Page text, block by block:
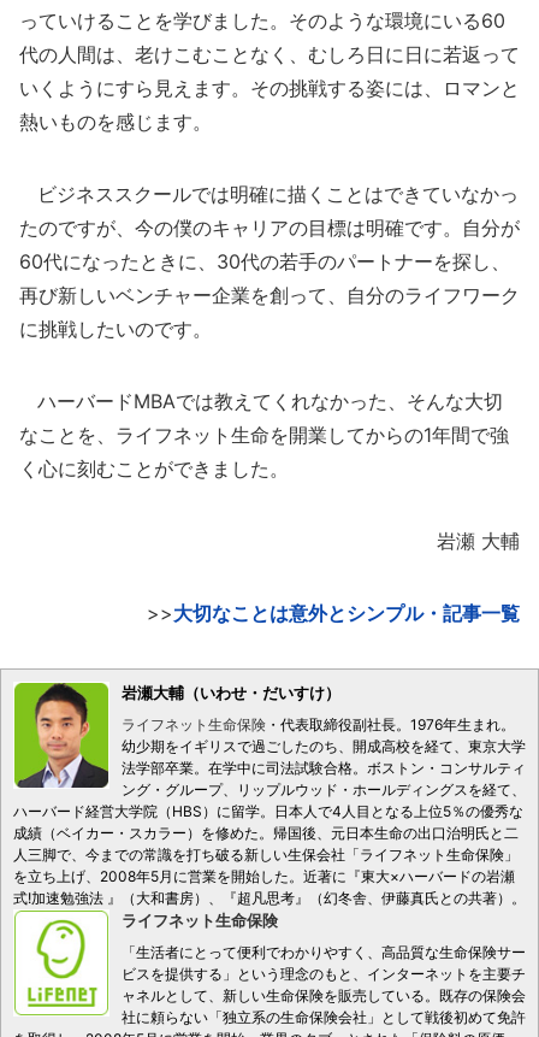
っていけることを学びました。そのような環境にいる60
代の人間は、老けこむことなく、むしろ日に日に若返って
いくようにすら見えます。その挑戦する姿には、ロマンと
熱いものを感じます。
ビジネススクールでは明確に描くことはできていなかっ
たのですが、今の僕のキャリアの目標は明確です。自分が
60代になったときに、30代の若手のパートナーを探し、
再び新しいベンチャー企業を創って、自分のライフワーク
に挑戦したいのです。
ハーバードMBAでは教えてくれなかった、そんな大切
なことを、ライフネット生命を開業してからの1年間で強
く心に刻むことができました。
岩瀬 大輔
>>大切なことは意外とシンプル・記事一覧
岩瀬大輔（いわせ・だいすけ）
ライフネット生命保険 ・代表取締役副社長。1976年生まれ。
幼少期をイギリスで過ごしたのち、開成高校を経て、東京大学
法学部卒業。在学中に司法試験合格。ボストン・コンサルティ
ング・グループ、リップルウッド・ホールディングスを経て、
ハーバード経営大学院（HBS）に留学。日本人で4人目となる上位5％の優秀な
成績（ベイカー・スカラー）を修めた。帰国後、元日本生命の出口治明氏と二
人三脚で、今までの常識を打ち破る新しい生保会社「ライフネット生命保険」
を立ち上げ、2008年5月に営業を開始した。近著に『東大×ハーバードの岩瀬
式!加速勉強法 』（大和書房）、『超凡思考』（幻冬舎、伊藤真氏との共著）。
ライフネット生命保険
「生活者にとって便利でわかりやすく、高品質な生命保険サー
ビスを提供する」という理念のもと、インターネットを主要チ
ャネルとして、新しい生命保険を販売している。既存の保険会
社に頼らない「独立系の生命保険会社」として戦後初めて免許